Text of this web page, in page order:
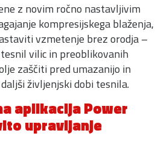
z novim ročno nastavljivim
kompresijskega blaženja,
vzmetenje brez orodja –
vilic in preoblikovanih
zaščiti pred umazanijo in
življenjski dobi tesnila.
aplikacija Power
upravljanje